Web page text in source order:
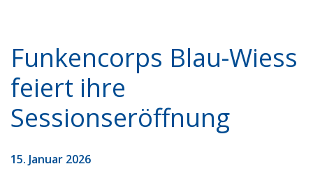
Funkencorps Blau-Wiess
feiert ihre
Sessionseröffnung
15. Januar 2026